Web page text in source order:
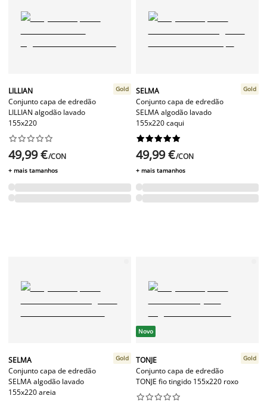
LILLIAN
Conjunto capa de edredão
LILLIAN algodão lavado
155x220
Gold






49,99 €/CON
+ mais tamanhos
SELMA
Conjunto capa de edredão
SELMA algodão lavado
155x220 caqui
Gold






49,99 €/CON
+ mais tamanhos
SELMA
Conjunto capa de edredão
SELMA algodão lavado
155x220 areia
Gold
Novo
TONJE
Conjunto capa de edredão
TONJE fio tingido 155x220 roxo
Gold





